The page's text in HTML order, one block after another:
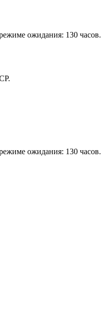
ожидания: 130 часов.
ожидания: 130 часов.